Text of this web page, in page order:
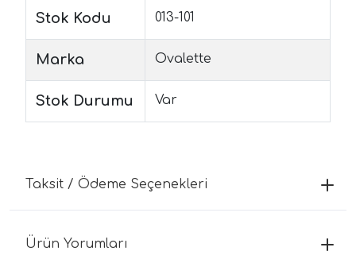
Stok Kodu 013-101
Marka Ovalette
Stok Durumu Var
Taksit / Ödeme Seçenekleri
Ürün Yorumları